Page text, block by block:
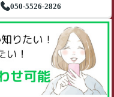
050-5526-2826